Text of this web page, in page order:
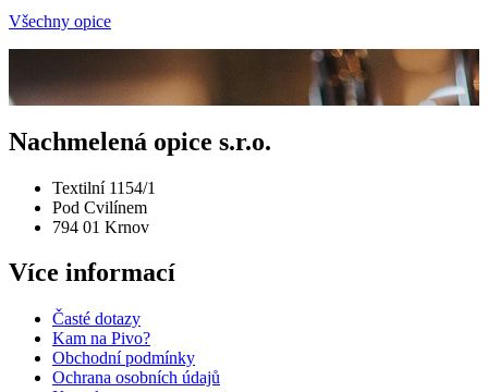
Všechny opice
Nachmelená opice s.r.o.
Textilní 1154/1
Pod Cvilínem
794 01 Krnov
Více informací
Časté dotazy
Kam na Pivo?
Obchodní podmínky
Ochrana osobních údajů